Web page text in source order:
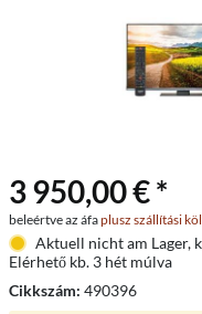
3 950,00 € *
beleértve az áfaplusz szállítási
Aktuell nicht am Lager,
Elérhető kb. 3 hét múlva
Cikkszám: 490396